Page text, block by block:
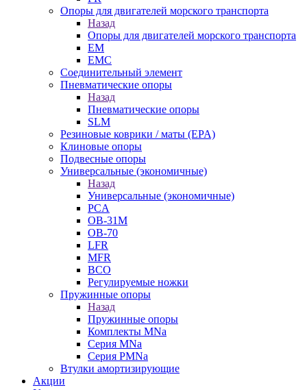
Опоры для двигателей морского транспорта
Назад
Опоры для двигателей морского транспорта
EM
EMC
Cоединительный элемент
Пневматические опоры
Назад
Пневматические опоры
SLM
Резиновые коврики / маты (EPA)
Клиновые опоры
Подвесные опоры
Универсальные (экономичные)
Назад
Универсальные (экономичные)
PCA
ОВ-31М
OB-70
LFR
MFR
ВСО
Регулируемые ножки
Пружинные опоры
Назад
Пружинные опоры
Комплекты MNa
Серия MNa
Серия PMNa
Втулки амортизирующие
Акции